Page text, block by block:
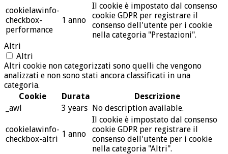
cookielawinfo-
checkbox-
performance
1 anno
Il cookie è impostato dal consenso
cookie GDPR per registrare il
consenso dell'utente per i cookie
nella categoria "Prestazioni".
Altri
Altri
Altri cookie non categorizzati sono quelli che vengono
analizzati e non sono stati ancora classificati in una
categoria.
Cookie
Durata
Descrizione
_awl
3 years No description available.
cookielawinfo-
checkbox-altri
1 anno
Il cookie è impostato dal consenso
cookie GDPR per registrare il
consenso dell'utente per i cookie
nella categoria "Altri".